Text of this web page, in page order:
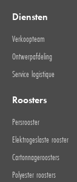
Diensten
Verkoopteam
Ontwerpafdeling
Service logistique
Roosters
Persrooster
Elektrogeslaste rooster
Cartonnageroosters
Polyester roosters